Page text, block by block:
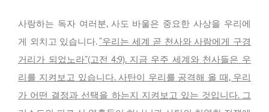
사랑하는 독자 여러분, 사도 바울은 중요한 사상을 우리에
게 외치고 있습니다.“우리는 세계 곧 천사와 사람에게 구경
거리가 되었노라”(고전 4:9). 지금 우주 세계와 천사들은 우
리를 지켜보고 있습니다. 사탄이 우리를 공격해 올 때, 우리
가 어떤 결정과 선택을 하는지 지켜보고 있는 것입니다. 그